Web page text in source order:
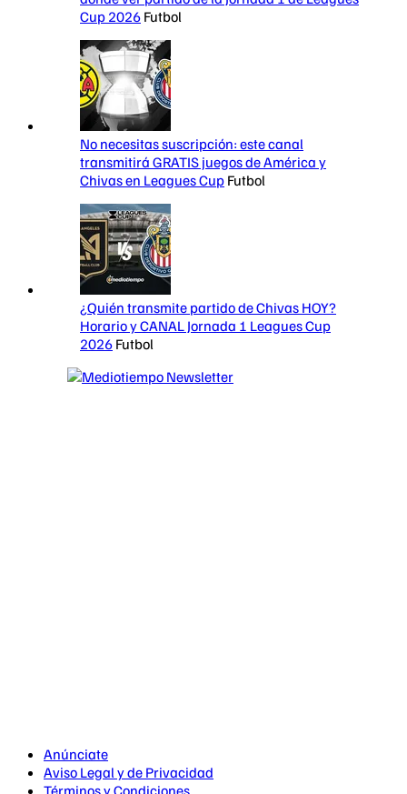
Cup 2026 Futbol
No necesitas suscripción: este canal
transmitirá GRATIS juegos de América y
Chivas en Leagues Cup Futbol
¿Quién transmite partido de Chivas HOY?
Horario y CANAL Jornada 1 Leagues Cup
2026 Futbol
Anúnciate
Aviso Legal y de Privacidad